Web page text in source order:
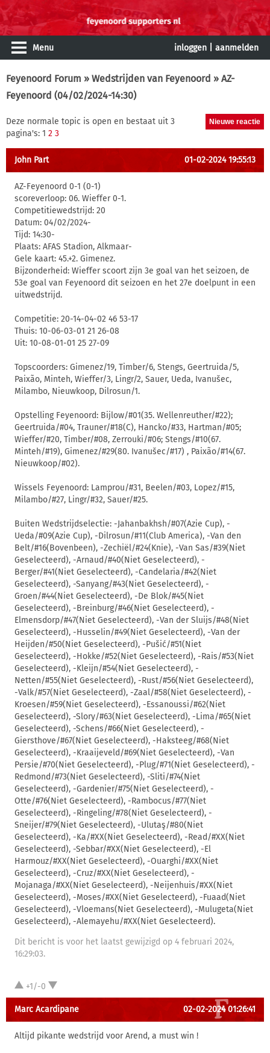
Menu inloggen aanmelden
Feyenoord Forum » Wedstrijden van Feyenoord » AZ-
Feyenoord (04/02/2024-14:30)
Deze normale topic is open en bestaat uit 3
pagina's: 1 2 3
John Part 01-02-2024 19:55:13
AZ-Feyenoord 0-1 (0-1)
scoreverloop: 06. Wieffer 0-1.
Competitiewedstrijd: 20
Datum: 04/02/2024-
Tijd: 14:30-
Plaats: AFAS Stadion, Alkmaar-
Gele kaart: 45.+2. Gimenez.
Bijzonderheid: Wieffer scoort zijn 3e goal van het seizoen, de
53e goal van Feyenoord dit seizoen en het 27e doelpunt in een
uitwedstrijd.
Competitie: 20-14-04-02 46 53-17
Thuis: 10-06-03-01 21 26-08
Uit: 10-08-01-01 25 27-09
Topscoorders: Gimenez/19, Timber/6, Stengs, Geertruida/5,
Paixão, Minteh, Wieffer/3, Lingr/2, Sauer, Ueda, Ivanušec,
Milambo, Nieuwkoop, Dilrosun/1.
Opstelling Feyenoord: Bijlow/#01(35. Wellenreuther/#22);
Geertruida/#04, Trauner/#18(C), Hancko/#33, Hartman/#05;
Wieffer/#20, Timber/#08, Zerrouki/#06; Stengs/#10(67.
Minteh/#19), Gimenez/#29(80. Ivanušec/#17) , Paixão/#14(67.
Nieuwkoop/#02).
Wissels Feyenoord: Lamprou/#31, Beelen/#03, Lopez/#15,
Milambo/#27, Lingr/#32, Sauer/#25.
Buiten Wedstrijdselectie: -Jahanbakhsh/#07(Azie Cup), -
Ueda/#09(Azie Cup), -Dilrosun/#11(Club America), -Van den
Belt/#16(Bovenbeen), -Zechiël/#24(Knie), -Van Sas/#39(Niet
Geselecteerd), -Arnaud/#40(Niet Geselecteerd), -
Berger/#41(Niet Geselecteerd), -Candelaria/#42(Niet
Geselecteerd), -Sanyang/#43(Niet Geselecteerd), -
Groen/#44(Niet Geselecteerd), -De Blok/#45(Niet
Geselecteerd), -Breinburg/#46(Niet Geselecteerd), -
Elmensdorp/#47(Niet Geselecteerd), -Van der Sluijs/#48(Niet
Geselecteerd), -Husselin/#49(Niet Geselecteerd), -Van der
Heijden/#50(Niet Geselecteerd), -Pušić/#51(Niet
Geselecteerd), -Hokke/#52(Niet Geselecteerd), -Rais/#53(Niet
Geselecteerd), -Kleijn/#54(Niet Geselecteerd), -
Netten/#55(Niet Geselecteerd), -Rust/#56(Niet Geselecteerd),
-Valk/#57(Niet Geselecteerd), -Zaal/#58(Niet Geselecteerd), -
Kroesen/#59(Niet Geselecteerd), -Essanoussi/#62(Niet
Geselecteerd), -Slory/#63(Niet Geselecteerd), -Lima/#65(Niet
Geselecteerd), -Schens/#66(Niet Geselecteerd), -
Giersthove/#67(Niet Geselecteerd), -Haksteeg/#68(Niet
Geselecteerd), -Kraaijeveld/#69(Niet Geselecteerd), -Van
Persie/#70(Niet Geselecteerd), -Plug/#71(Niet Geselecteerd), -
Redmond/#73(Niet Geselecteerd), -Sliti/#74(Niet
Geselecteerd), -Gardenier/#75(Niet Geselecteerd), -
Otte/#76(Niet Geselecteerd), -Rambocus/#77(Niet
Geselecteerd), -Ringeling/#78(Niet Geselecteerd), -
Sneijer/#79(Niet Geselecteerd), -Ulutaş/#80(Niet
Geselecteerd), -Ka/#XX(Niet Geselecteerd), -Read/#XX(Niet
Geselecteerd), -Sebbar/#XX(Niet Geselecteerd), -El
Harmouz/#XX(Niet Geselecteerd), -Ouarghi/#XX(Niet
Geselecteerd), -Cruz/#XX(Niet Geselecteerd), -
Mojanaga/#XX(Niet Geselecteerd), -Neijenhuis/#XX(Niet
Geselecteerd), -Moses/#XX(Niet Geselecteerd), -Fuaad(Niet
Geselecteerd), -Vloemans(Niet Geselecteerd), -Mulugeta(Niet
Geselecteerd), -Alemayehu/#XX(Niet Geselecteerd).
Dit bericht is voor het laatst gewijzigd op 4 februari 2024,
16:29:03.
+1/-0
Marc Acardipane 02-02-2024 01:26:41
Altijd pikante wedstrijd voor Arend, a must win !